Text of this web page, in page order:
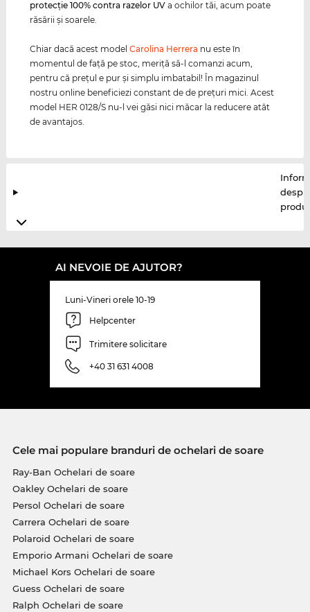
protecţie 100% contra razelor UV a ochilor tăi, acum poate
răsării şi soarele.
Chiar dacă acest modelCarolina Herrera nu este în
momentul de faţă pe stoc, meriţă să-l comanzi acum,
pentru că preţul e pur şi simplu imbatabil! În magazinul
nostru online beneficiezi constant de de preţuri mici. Acest
model HER 0128/S nu-l vei găsi nici măcar la reducere atât
de avantajos.
AI NEVOIE DE AJUTOR?
Luni-Vineri orele 10-19
Helpcenter
Trimitere solicitare
+40 31 631 4008
Cele mai populare branduri de ochelari de soare
Ray-Ban Ochelari de soare
Oakley Ochelari de soare
Persol Ochelari de soare
Carrera Ochelari de soare
Polaroid Ochelari de soare
Emporio Armani Ochelari de soare
Michael Kors Ochelari de soare
Guess Ochelari de soare
Ralph Ochelari de soare